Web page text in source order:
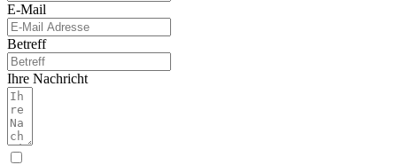
E-Mail
Betreff
Ihre Nachricht